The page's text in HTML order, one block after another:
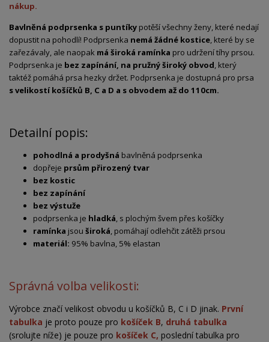
nákup.
Bavlněná podprsenka s puntíky potěší všechny ženy, které nedají
dopustit na pohodlí! Podprsenka nemá žádné kostice, které by se
zařezávaly, ale naopak má široká ramínka pro udržení tíhy prsou.
Podprsenka je bez zapínání, na pružný široký obvod, který
taktéž pomáhá prsa hezky držet. Podprsenka je dostupná pro prsa
s velikostí košíčků B, C a D a s obvodem až do 110cm.
Detailní popis:
pohodlná a prodyšná bavlněná podprsenka
dopřeje prsům přirozený tvar
bez kostic
bez zapínání
bez výstuže
podprsenka je hladká, s plochým švem přes košíčky
ramínka jsou široká, pomáhají odlehčit zátěži prsou
materiál: 95% bavlna, 5% elastan
Správná volba velikosti:
Výrobce značí velikost obvodu u košíčků B, C i D jinak. První
tabulka je proto pouze pro košíček B, druhá tabulka
(srolujte níže) je pouze pro košíček C, poslední tabulka pro